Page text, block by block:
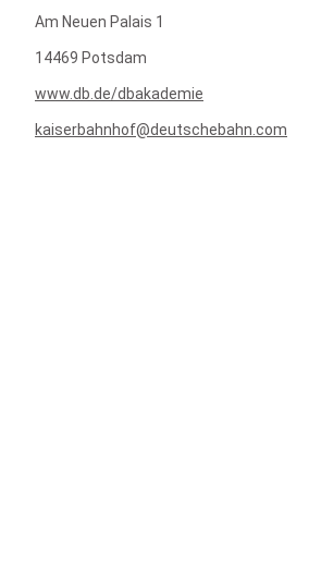
Am Neuen Palais 1
14469 Potsdam
www.db.de/dbakademie
kaiserbahnhof@deutschebahn.com